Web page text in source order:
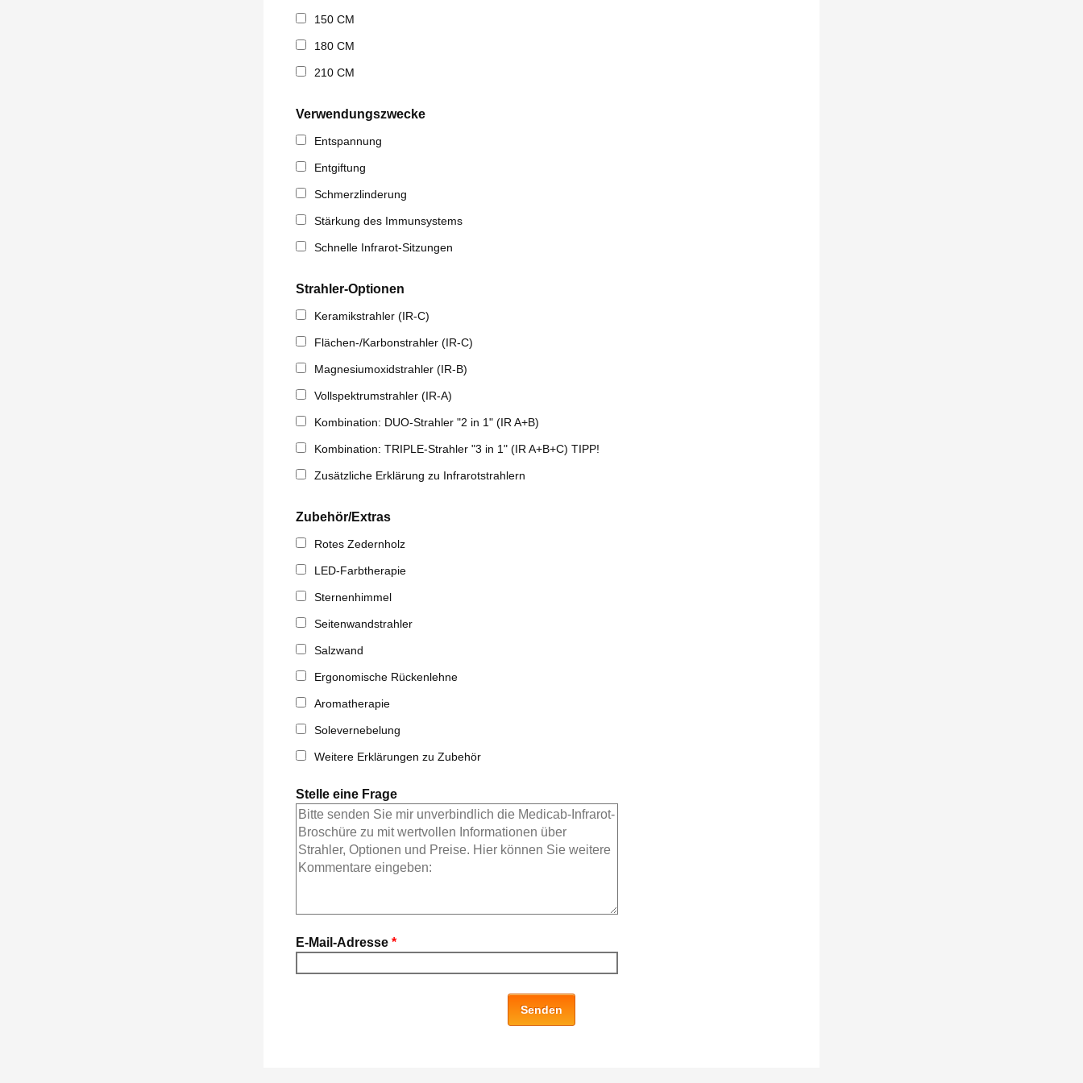
150 CM
180 CM
210 CM
Verwendungszwecke
Entspannung
Entgiftung
Schmerzlinderung
Stärkung des Immunsystems
Schnelle Infrarot-Sitzungen
Strahler-Optionen
Keramikstrahler (IR-C)
Flächen-/Karbonstrahler (IR-C)
Magnesiumoxidstrahler (IR-B)
Vollspektrumstrahler (IR-A)
Kombination: DUO-Strahler "2 in 1" (IR A+B)
Kombination: TRIPLE-Strahler "3 in 1" (IR A+B+C) TIPP!
Zusätzliche Erklärung zu Infrarotstrahlern
Zubehör/Extras
Rotes Zedernholz
LED-Farbtherapie
Sternenhimmel
Seitenwandstrahler
Salzwand
Ergonomische Rückenlehne
Aromatherapie
Solevernebelung
Weitere Erklärungen zu Zubehör
Stelle eine Frage
E-Mail-Adresse *
Senden